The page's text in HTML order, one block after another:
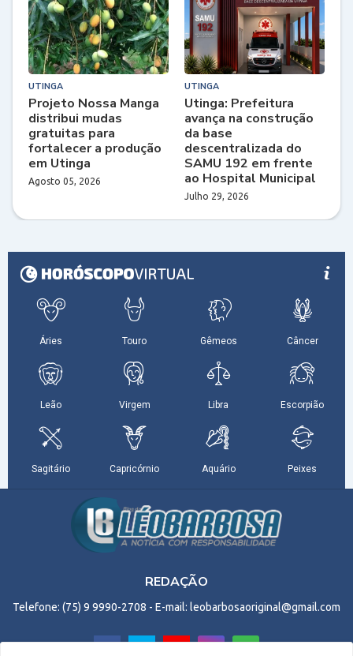
UTINGA
Projeto Nossa Manga
distribui mudas
gratuitas para
fortalecer a produção
em Utinga
Agosto 05, 2026
UTINGA
Utinga: Prefeitura
avança na construção
da base
descentralizada do
SAMU 192 em frente
ao Hospital Municipal
Julho 29, 2026
REDAÇÃO
Telefone: (75) 9 9990-2708 - E-mail: leobarbosaoriginal@gmail.com